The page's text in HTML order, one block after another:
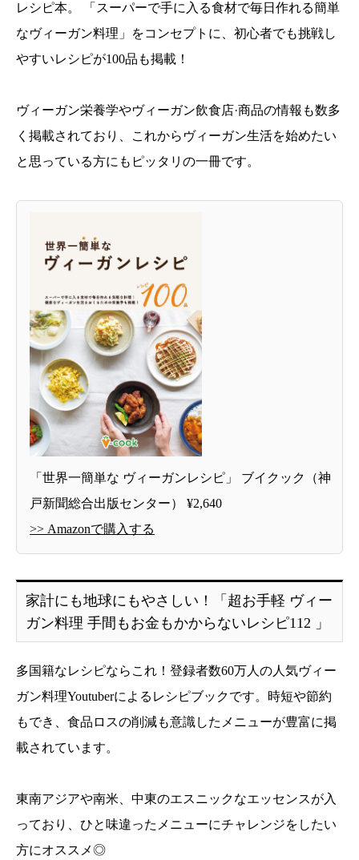
レシピ本。 「スーパーで手に入る食材で毎日作れる簡単
なヴィーガン料理」をコンセプトに、初心者でも挑戦し
やすいレシピが100品も掲載！
ヴィーガン栄養学やヴィーガン飲食店·商品の情報も数多
く掲載されており、これからヴィーガン生活を始めたい
と思っている方にもピッタリの一冊です。
「世界一簡単な ヴィーガンレシピ」 ブイクック（神
戸新聞総合出版センター） ¥2,640
>> Amazonで購入する
家計にも地球にもやさしい！「超お手軽 ヴィー
ガン料理 手間もお金もかからないレシピ112 」
多国籍なレシピならこれ！登録者数60万人の人気ヴィー
ガン料理Youtuberによるレシピブックです。時短や節約
もでき、食品ロスの削減も意識したメニューが豊富に掲
載されています。
東南アジアや南米、中東のエスニックなエッセンスが入
っており、ひと味違ったメニューにチャレンジをしたい
方にオススメ◎